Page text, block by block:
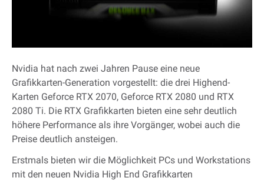
Nvidia hat nach zwei Jahren Pause eine neue
Grafikkarten-Generation vorgestellt: die drei Highend-
Karten Geforce RTX 2070, Geforce RTX 2080 und RTX
2080 Ti. Die RTX Grafikkarten bieten eine sehr deutlich
höhere Performance als ihre Vorgänger, wobei auch die
Preise deutlich ansteigen.
Erstmals bieten wir die Möglichkeit PCs und Workstations
mit den neuen Nvidia High End Grafikkarten